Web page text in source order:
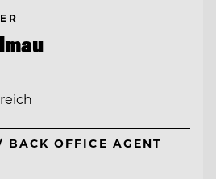
BACK OFFICE AGENT